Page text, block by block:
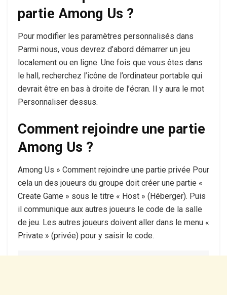
partie Among Us ?
Pour modifier les paramètres personnalisés dans
Parmi nous, vous devrez d’abord démarrer un jeu
localement ou en ligne. Une fois que vous êtes dans
le hall, recherchez l’icône de l’ordinateur portable qui
devrait être en bas à droite de l’écran. Il y aura le mot
Personnaliser dessus.
Comment rejoindre une partie
Among Us ?
Among Us » Comment rejoindre une partie privée Pour
cela un des joueurs du groupe doit créer une partie «
Create Game » sous le titre « Host » (Héberger). Puis
il communique aux autres joueurs le code de la salle
de jeu. Les autres joueurs doivent aller dans le menu «
Private » (privée) pour y saisir le code.